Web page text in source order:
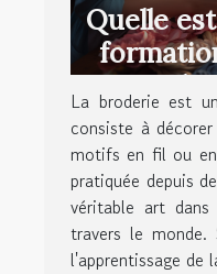
Quelle
La broderie est
consiste à
motifs en fil ou
pratiquée depuis
véritable art
travers le
l'apprentissage de